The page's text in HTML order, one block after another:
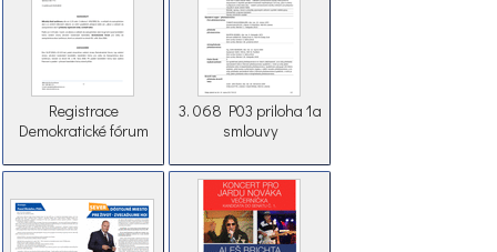
Registrace
Demokratické fórum
3. 068 P03 priloha 1a
smlouvy